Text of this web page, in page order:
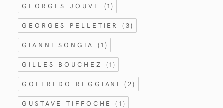
GEORGES JOUVE (1)
GEORGES PELLETIER(3)
GIANNI SONGIA (1)
GILLES BOUCHEZ (1)
GOFFREDO REGGIANI(2)
GUSTAVE TIFFOCHE(1)